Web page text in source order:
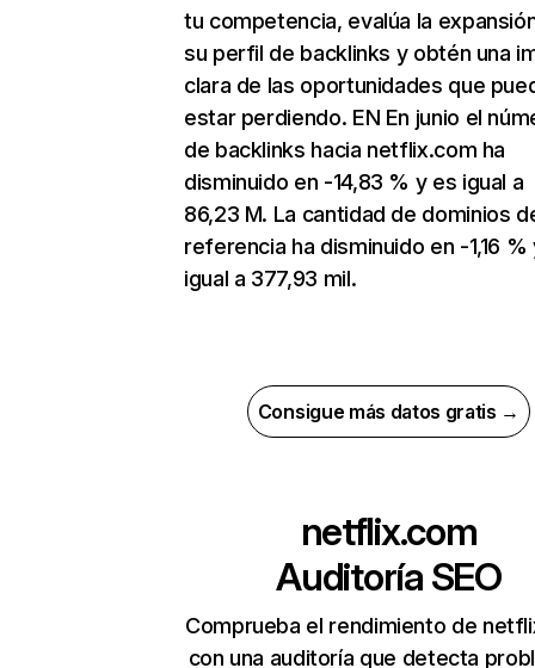
tu competencia, evalúa la
su perfil de backlinks y obtén una
clara de las oportunidades que
estar perdiendo. EN En junio el
de backlinks hacia netflix.com ha
disminuido en -14,83 % y es igual a
86,23 M. La cantidad de dominios
referencia ha disminuido en -1,16 %
igual a 377,93 mil.
Consigue más datos gratis →
netflix.com
Auditoría SEO
Comprueba el rendimiento de
con una auditoría que detecta